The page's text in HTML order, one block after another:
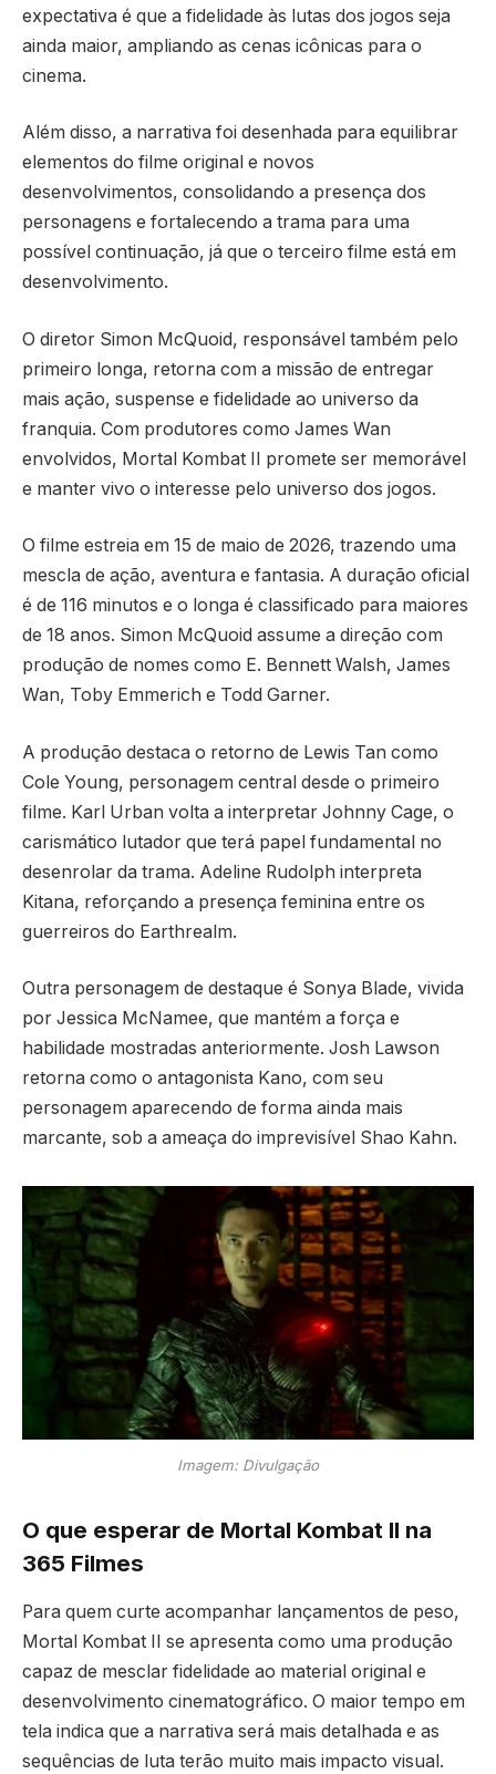
expectativa é que a fidelidade às lutas dos jogos seja
ainda maior, ampliando as cenas icônicas para o
cinema.
Além disso, a narrativa foi desenhada para equilibrar
elementos do filme original e novos
desenvolvimentos, consolidando a presença dos
personagens e fortalecendo a trama para uma
possível continuação, já que o terceiro filme está em
desenvolvimento.
O diretor Simon McQuoid, responsável também pelo
primeiro longa, retorna com a missão de entregar
mais ação, suspense e fidelidade ao universo da
franquia. Com produtores como James Wan
envolvidos, Mortal Kombat II promete ser memorável
e manter vivo o interesse pelo universo dos jogos.
O filme estreia em 15 de maio de 2026, trazendo uma
mescla de ação, aventura e fantasia. A duração oficial
é de 116 minutos e o longa é classificado para maiores
de 18 anos. Simon McQuoid assume a direção com
produção de nomes como E. Bennett Walsh, James
Wan, Toby Emmerich e Todd Garner.
A produção destaca o retorno de Lewis Tan como
Cole Young, personagem central desde o primeiro
filme. Karl Urban volta a interpretar Johnny Cage, o
carismático lutador que terá papel fundamental no
desenrolar da trama. Adeline Rudolph interpreta
Kitana, reforçando a presença feminina entre os
guerreiros do Earthrealm.
Outra personagem de destaque é Sonya Blade, vivida
por Jessica McNamee, que mantém a força e
habilidade mostradas anteriormente. Josh Lawson
retorna como o antagonista Kano, com seu
personagem aparecendo de forma ainda mais
marcante, sob a ameaça do imprevisível Shao Kahn.
Imagem: Divulgação
O que esperar de Mortal Kombat II na
365 Filmes
Para quem curte acompanhar lançamentos de peso,
Mortal Kombat II se apresenta como uma produção
capaz de mesclar fidelidade ao material original e
desenvolvimento cinematográfico. O maior tempo em
tela indica que a narrativa será mais detalhada e as
sequências de luta terão muito mais impacto visual.